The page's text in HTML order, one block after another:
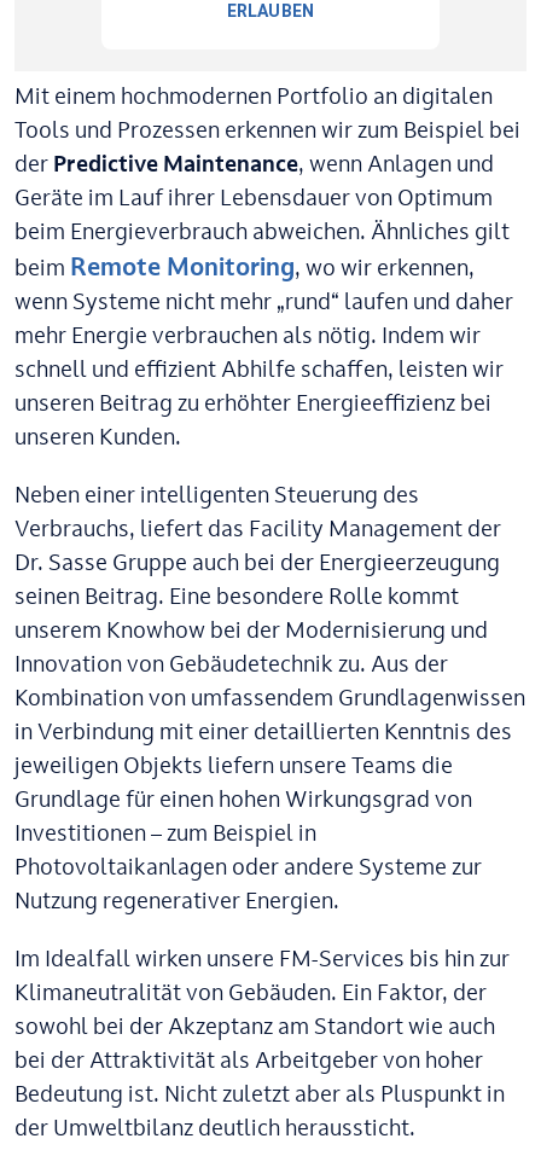
Mit einem hochmodernen Portfolio an digitalen
Tools und Prozessen erkennen wir zum Beispiel bei
der Predictive Maintenance, wenn Anlagen und
Geräte im Lauf ihrer Lebensdauer von Optimum
beim Energieverbrauch abweichen. Ähnliches gilt
beim Remote Monitoring, wo wir erkennen,
wenn Systeme nicht mehr „rund“ laufen und daher
mehr Energie verbrauchen als nötig. Indem wir
schnell und effizient Abhilfe schaffen, leisten wir
unseren Beitrag zu erhöhter Energieeffizienz bei
unseren Kunden.
Neben einer intelligenten Steuerung des
Verbrauchs, liefert das Facility Management der
Dr. Sasse Gruppe auch bei der Energieerzeugung
seinen Beitrag. Eine besondere Rolle kommt
unserem Knowhow bei der Modernisierung und
Innovation von Gebäudetechnik zu. Aus der
Kombination von umfassendem Grundlagenwissen
in Verbindung mit einer detaillierten Kenntnis des
jeweiligen Objekts liefern unsere Teams die
Grundlage für einen hohen Wirkungsgrad von
Investitionen – zum Beispiel in
Photovoltaikanlagen oder andere Systeme zur
Nutzung regenerativer Energien.
Im Idealfall wirken unsere FM-Services bis hin zur
Klimaneutralität von Gebäuden. Ein Faktor, der
sowohl bei der Akzeptanz am Standort wie auch
bei der Attraktivität als Arbeitgeber von hoher
Bedeutung ist. Nicht zuletzt aber als Pluspunkt in
der Umweltbilanz deutlich heraussticht.